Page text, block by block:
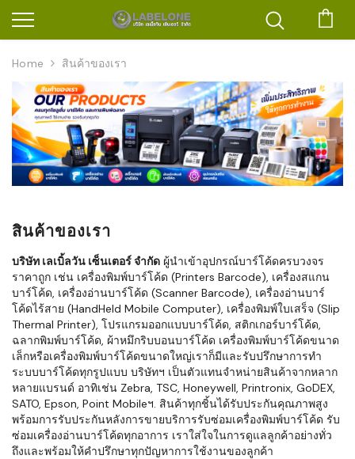
Home สินค้าของเรา
สินค้าของเรา
บริษัท เลเบิ้ลวัน เซ็นเตอร์ จำกัด ผู้นำเข้าอุปกรณ์บาร์โค้ดครบวงจร
ราคาถูก เช่น เครื่องพิมพ์บาร์โค้ด (Printers Barcode), เครื่องสแกน
บาร์โค้ด, เครื่องอ่านบาร์โค้ด (Scanner Barcode), เครื่องอ่านบาร์
โค้ดไร้สาย (HandHeld Mobile Computer), เครื่องพิมพ์ใบเสร็จ (Slip
Thermal Printer), โปรแกรมออกแบบบาร์โค้ด, สติกเกอร์บาร์โค้ด,
ฉลากพิมพ์บาร์โค้ด, ผ้าหมึกริบบอนบาร์โค้ด เครื่องพิมพ์บาร์โค้ดขนาด
เล็กหรือเครื่องพิมพ์บาร์โค้ดขนาดใหญ่เราก็มีและรับปรึกษาการทำ
ระบบบาร์โค้ดทุกรูปแบบ บริษัทฯ เป็นตัวแทนจำหน่ายสินค้าจากหลาก
หลายแบรนด์ อาทิเช่น Zebra, TSC, Honeywell, Printronix, GoDEX,
SATO, Epson, Point Mobileฯ. สินค้าทุกชิ้นได้รับประกันคุณภาพสูง
พร้อมการรับประกันหลังการขายบริการรับซ่อมเครื่องพิมพ์บาร์โค้ด รับ
ซ่อมเครื่องอ่านบาร์โค้ดทุกอาการ เราใส่ใจในการดูแลลูกค้าอย่างทั่ว
ถึงและพร้อมให้คำปรึกษาทุกปัญหาการใช้งานของลูกค้า